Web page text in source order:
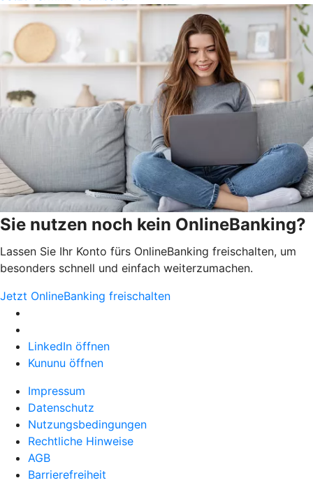
Sie nutzen noch kein OnlineBanking?
Lassen Sie Ihr Konto fürs OnlineBanking freischalten, um
besonders schnell und einfach weiterzumachen.
Jetzt OnlineBanking freischalten
LinkedIn öffnen
Kununu öffnen
Impressum
Datenschutz
Nutzungsbedingungen
Rechtliche Hinweise
AGB
Barrierefreiheit